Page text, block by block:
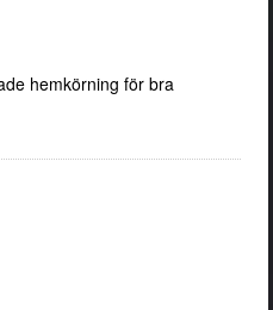
hemkörning för bra